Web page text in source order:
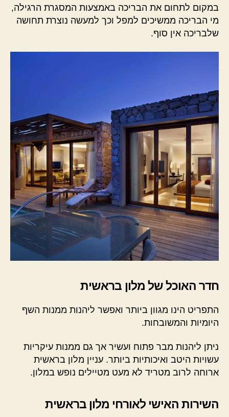
במקום לתחום את הבריכה באמצעות המסגרת הרגילה,
מי הבריכה ממשיכים למפל וכך למעשה נוצרת תחושה
שלבריכה אין סוף.
חדר האוכל של מלון בראשית
התפריט הינו מגוון ביותר ואפשר ליהנות ממנות השף
היומיות והמשובחות.
ניתן ליהנות מבר פתוח ועשיר אך גם ממנות עיקריות
עשויות היטב ואיכותיות ביותר. עניין מלון בראשית
ארוחה לרוב מטריד לא מעט מטיילים נופש במלון.
השירות האישי לאורחי מלון בראשית